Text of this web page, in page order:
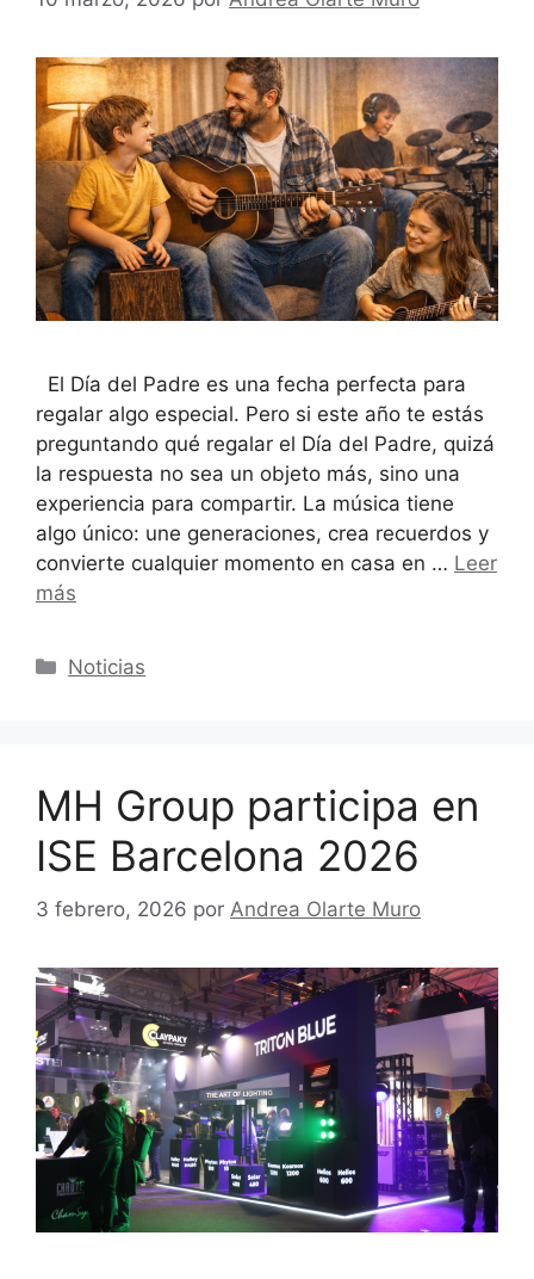
El Día del Padre es una fecha perfecta para
regalar algo especial. Pero si este año te estás
preguntando qué regalar el Día del Padre, quizá
la respuesta no sea un objeto más, sino una
experiencia para compartir. La música tiene
algo único: une generaciones, crea recuerdos y
convierte cualquier momento en casa en … Leer
más
Categorías
Noticias
MH Group participa en
ISE Barcelona 2026
3 febrero, 2026 por Andrea Olarte Muro